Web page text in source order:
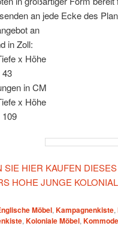
an jede Ecke des
an
in Zoll:
x Höhe
43
in CM
x Höhe
SIE HIER KAUFEN
HOHE JUNGE
Möbel, Kampagnenkiste,
, Koloniale Möbel,